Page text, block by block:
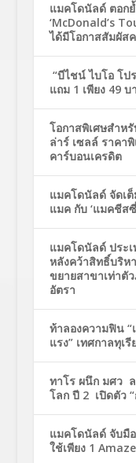
แมคโดนัลด์ ตอก
‘McDonald’s
ได้มีโอกาสสัมผัส
“บีไชน์ ไบโอ โป
แถม 1 เพียง 49 บ
โอกาสพิเศษสำห
ล่าร์ เซลล์ ราคา
คาร์บอนเครดิต
แมคโดนัลด์ จัดเ
แมค กับ ‘แมคชีส
แมคโดนัลด์ ประ
หลังคว้าสิทธิ์บริห
ขยายสาขาเท่าตั
อัตรา
ท้าลองความฟิน
แรง” เทศกาลทุเ
ทาโร ผนึก มศว
โลก ปี 2 เปิดตัว
แมคโดนัลด์ จับมื
ใช้เพียง 1